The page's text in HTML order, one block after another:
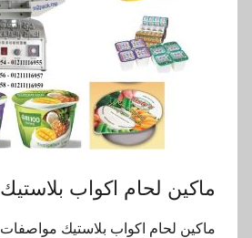
ماكين لحام اكواب بلاستيك